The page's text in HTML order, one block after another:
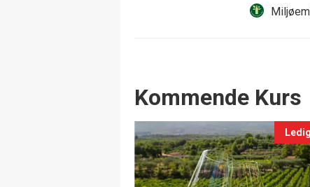
Events
Kommende Kurs